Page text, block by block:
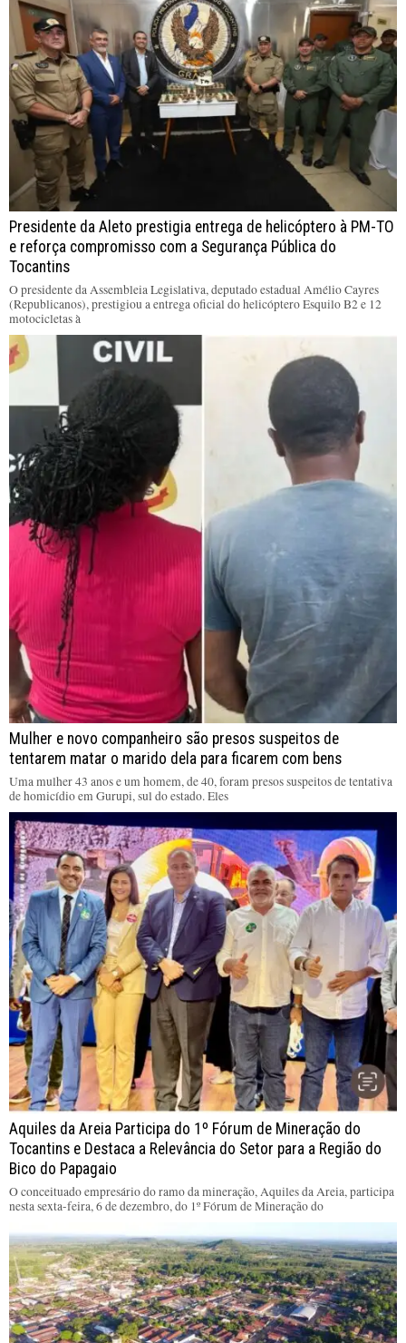
Presidente da Aleto prestigia entrega de helicóptero à PM-TO
e reforça compromisso com a Segurança Pública do
Tocantins
O presidente da Assembleia Legislativa, deputado estadual Amélio Cayres
(Republicanos), prestigiou a entrega oficial do helicóptero Esquilo B2 e 12
motocicletas à
Mulher e novo companheiro são presos suspeitos de
tentarem matar o marido dela para ficarem com bens
Uma mulher 43 anos e um homem, de 40, foram presos suspeitos de tentativa
de homicídio em Gurupi, sul do estado. Eles
Aquiles da Areia Participa do 1º Fórum de Mineração do
Tocantins e Destaca a Relevância do Setor para a Região do
Bico do Papagaio
O conceituado empresário do ramo da mineração, Aquiles da Areia, participa
nesta sexta-feira, 6 de dezembro, do 1º Fórum de Mineração do